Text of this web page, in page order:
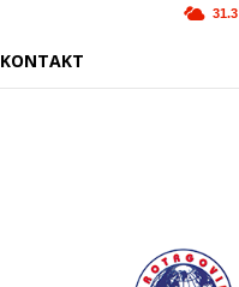
31.3
KONTAKT